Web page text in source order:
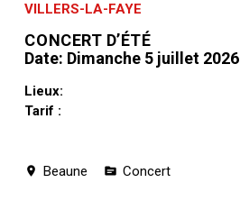
VILLERS-LA-FAYE
CONCERT D’ÉTÉ
Date: Dimanche 5 juillet 2026
Lieux:
Tarif :
location_on Beaune topic Concert